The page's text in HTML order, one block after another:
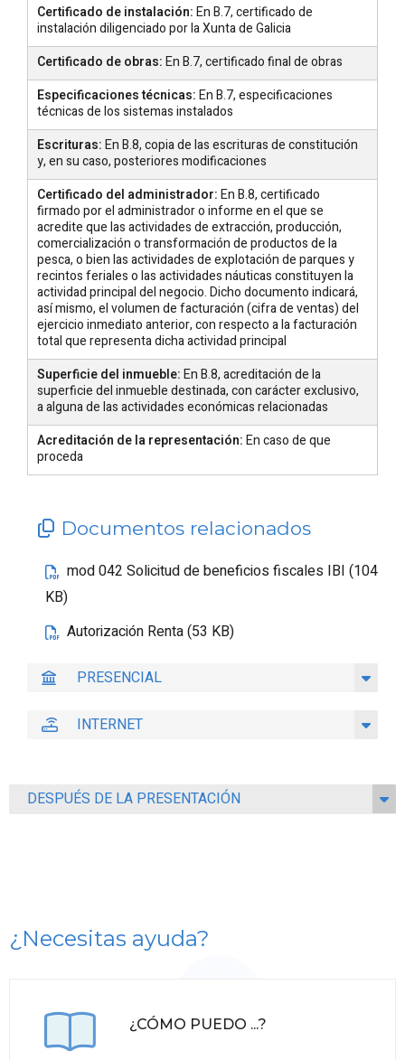
Certificado de instalación:En B.7, certificado de
instalación diligenciado por la Xunta de Galicia
Certificado de obras:En B.7, certificado final de obras
Especificaciones técnicas:En B.7, especificaciones
técnicas de los sistemas instalados
Escrituras:En B.8, copia de las escrituras de constitución
y, en su caso, posteriores modificaciones
Certificado del administrador:En B.8, certificado
firmado por el administrador o informe en el que se
acredite que las actividades de extracción, producción,
comercialización o transformación de productos de la
pesca, o bien las actividades de explotación de parques y
recintos feriales o las actividades náuticas constituyen la
actividad principal del negocio. Dicho documento indicará,
así mismo, el volumen de facturación (cifra de ventas) del
ejercicio inmediato anterior, con respecto a la facturación
total que representa dicha actividad principal
Superficie del inmueble:En B.8, acreditación de la
superficie del inmueble destinada, con carácter exclusivo,
a alguna de las actividades económicas relacionadas
Acreditación de la representación:En caso de que
proceda
Documentos relacionados
mod 042 Solicitud de beneficios fiscales IBI (104
KB)
Autorización Renta (53 KB)
PRESENCIAL
INTERNET
DESPUÉS DE LA PRESENTACIÓN
¿Necesitas ayuda?
¿CÓMO PUEDO ...?